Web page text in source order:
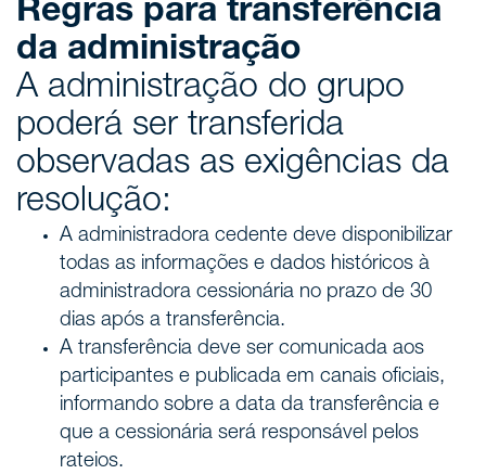
Regras para transferência
da administração
A administração do grupo
poderá ser transferida
observadas as exigências da
resolução:
A administradora cedente deve disponibilizar
todas as informações e dados históricos à
administradora cessionária no prazo de 30
dias após a transferência.
A transferência deve ser comunicada aos
participantes e publicada em canais oficiais,
informando sobre a data da transferência e
que a cessionária será responsável pelos
rateios.